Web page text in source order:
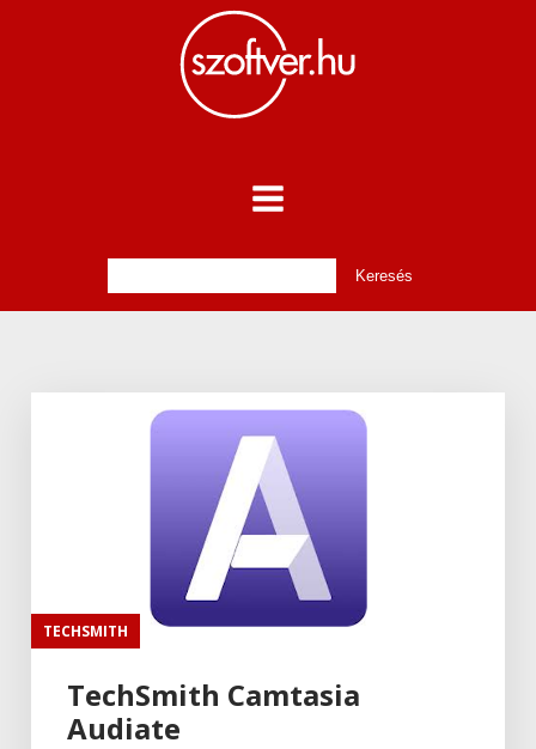
TECHSMITH
TechSmith Camtasia
Audiate